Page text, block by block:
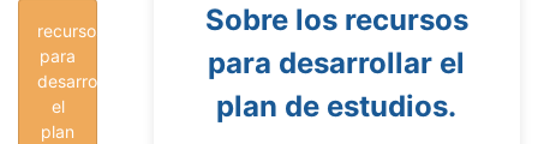
recursos
para
desarrollar
el
plan
Sobre los recursos
para desarrollar el
plan de estudios.